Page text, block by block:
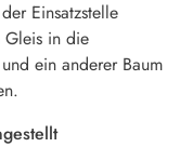
Einsatzstelle
Gleis in die
ein anderer Baum